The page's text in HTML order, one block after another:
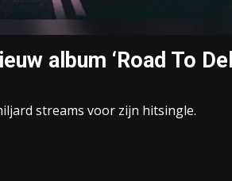
album ‘Road To
streams voor zijn hitsingle.